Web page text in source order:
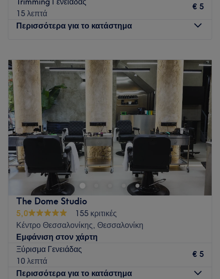
15 λεπτά
€ 5
Περισσότερα για το κατάστημα
Τρίτη
09:00
21:00
Τετάρτη
09:00 –21:00
Πέμπτη
09:00
21:00
Παρασκευή
09:00
21:00
Σάββατο
09:00
16:00
Κυριακή
Κλειστό
Στο Riemann's Cuttershop, προσφέρουμε μια σειρά
εξαιρετικών υπηρεσιών που αναδεικνύουν το προσωπικό
σας στυλ και την εμφάνισή σας, πάντα με επαγγελματισμό
και πάθος για την τέχνη του κουρέματος
Go to venue
The Dome Studio
5,0
155 κριτικές
Κέντρο Θεσσαλονίκης, Θεσσαλονίκη
Εμφάνιση στον χάρτη
Ξύρισμα Γενειάδας
10 λεπτά
€ 5
Περισσότερα για το κατάστημα